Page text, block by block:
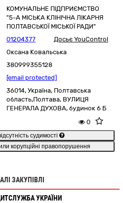
КОМУНАЛЬНЕ ПІДПРИЄМСТВО
"5-А МІСЬКА КЛІНІЧНА ЛІКАРНЯ
ПОЛТАВСЬКОЇ МІСЬКОЇ РАДИ"
01204377
Досьє YouControl
Оксана Ковальська
380999355128
[email protected]
36014, Україна, Полтавська
область,Полтава, ВУЛИЦЯ
ГЕНЕРАЛА ДУХОВА, будинок 6 Б
0
судимості
корупційні правопорушення
ЗАКУПІВЛІ
УКРАЇНИ